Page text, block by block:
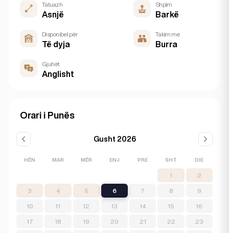
Tatuazh
Asnjë
Shpim
Barkë
Disponibel për
Të dyja
Takim me
Burra
Gjuhët
Anglisht
Orari i Punës
Gusht 2026
HËN MAR MËR ENJ PRE SHT DIE
1 2
3 4 5 6 7 8 9
10 11 12 13 14 15 16
17 18 19 20 21 22 23